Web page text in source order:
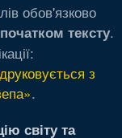
обов'язково
тексту.
з
.
світу та